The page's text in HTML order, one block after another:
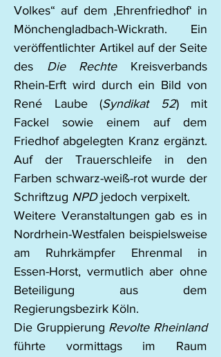
Volkes“ auf dem ‚Ehrenfriedhof‘ in
Mönchengladbach-Wickrath. Ein
veröffentlichter Artikel auf der Seite
des Die Rechte Kreisverbands
Rhein-Erft wird durch ein Bild von
René Laube (Syndikat 52) mit
Fackel sowie einem auf dem
Friedhof abgelegten Kranz ergänzt.
Auf der Trauerschleife in den
Farben schwarz-weiß-rot wurde der
Schriftzug NPD jedoch verpixelt.
Weitere Veranstaltungen gab es in
Nordrhein-Westfalen beispielsweise
am Ruhrkämpfer Ehrenmal in
Essen-Horst, vermutlich aber ohne
Beteiligung aus dem
Regierungsbezirk Köln.
Die Gruppierung Revolte Rheinland
führte vormittags im Raum